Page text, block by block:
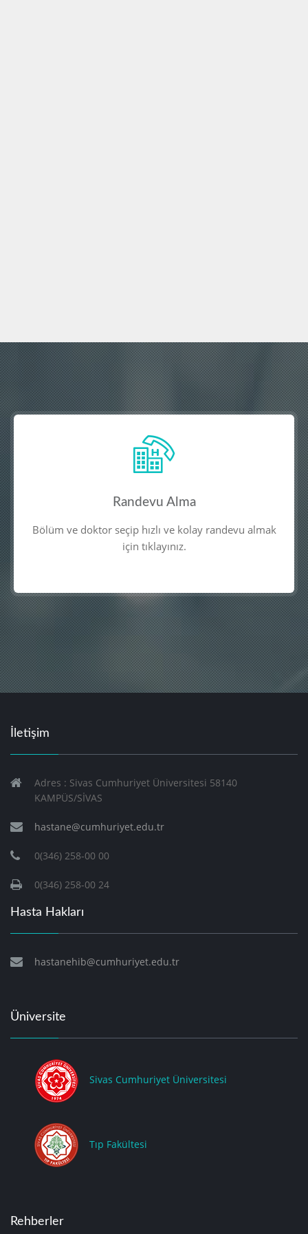
Randevu Alma
Bölüm ve doktor seçip hızlı ve kolay randevu almak
için tıklayınız.
Randevu Alma
Bölüm ve doktor seçip hızlı ve kolay randevu almak
İletişim
Adres : Sivas Cumhuriyet Üniversitesi 58140
KAMPÜS/SİVAS
hastane@cumhuriyet.edu.tr
0(346) 258-00 00
0(346) 258-00 24
Hasta Hakları
hastanehib@cumhuriyet.edu.tr
Üniversite
Sivas Cumhuriyet Üniversitesi
Tıp Fakültesi
Rehberler